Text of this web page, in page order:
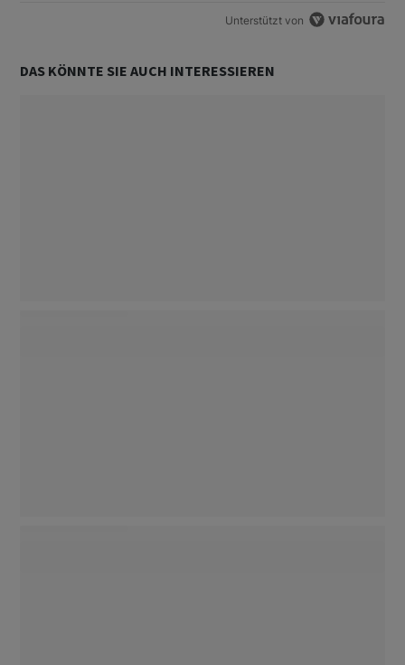
Unterstützt von
DAS KÖNNTE SIE AUCH INTERESSIEREN